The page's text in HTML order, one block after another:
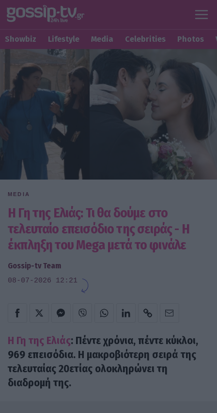
Showbiz Lifestyle Media Celebrities Photos
MEDIA
Η Γη της Ελιάς: Τι θα δούμε στο
τελευταίο επεισόδιο της σειράς - Η
έκπληξη του Mega μετά το φινάλε
Gossip-tv Team
08-07-2026 12:21
Η Γη της Ελιάς: Πέντε χρόνια, πέντε κύκλοι,
969 επεισόδια. H μακροβιότερη σειρά της
τελευταίας 20ετίας ολοκληρώνει τη
διαδρομή της.